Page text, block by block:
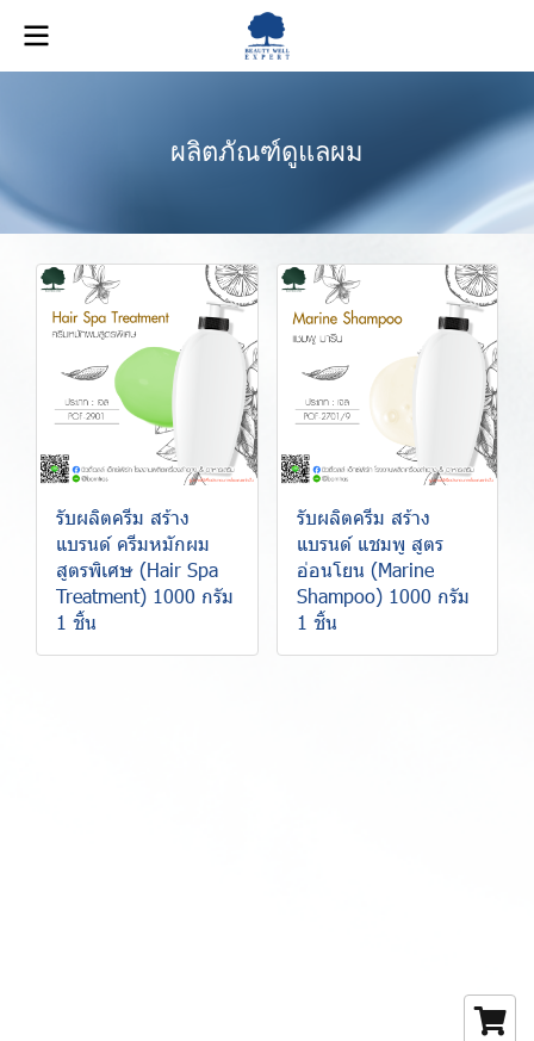
ผลิตภัณฑ์ดูแลผม
รับผลิตครีม สร้าง
แบรนด์ ครีมหมักผม
สูตรพิเศษ (Hair Spa
Treatment) 1000 กรัม
1 ชิ้น
รับผลิตครีม สร้าง
แบรนด์ แชมพู สูตร
อ่อนโยน (Marine
Shampoo) 1000 กรัม
1 ชิ้น